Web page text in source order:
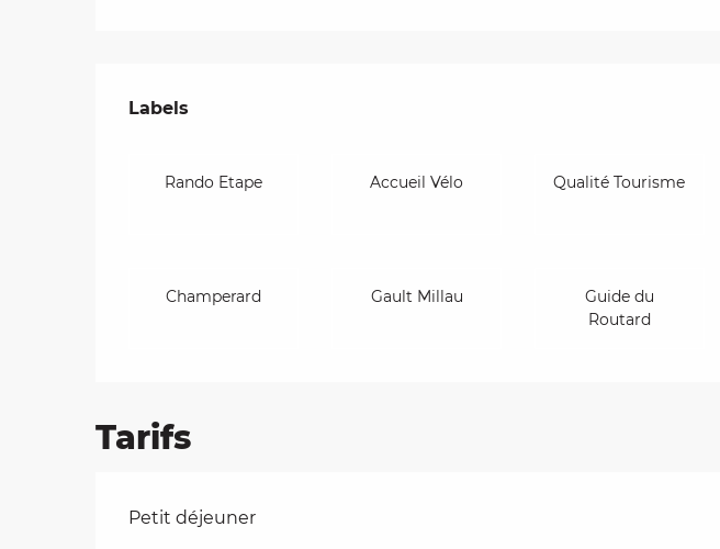
Offres de prestations
Labels
Labels
Rando Etape Accueil Vélo Qualité Tourisme
Champerard Gault Millau
Guide du
Routard
Tarifs
Tarifs 2026
Petit déjeuner